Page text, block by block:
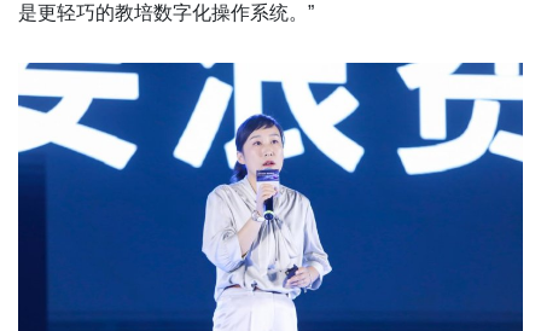
是更轻巧的教培数字化操作系统。”